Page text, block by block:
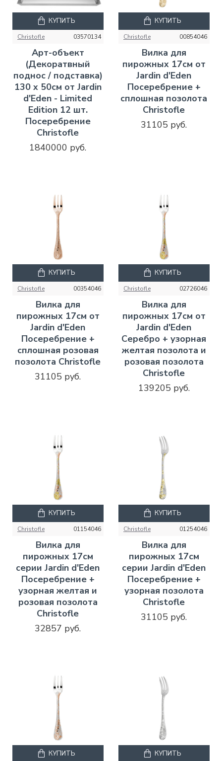
Christofle 03570134
Арт-объект
(Декоратвный
поднос / подставка)
130 x 50см от Jardin
d'Eden - Limited
Edition 12 шт.
Посеребрение
Christofle
1840000 руб.
КУПИТЬ
Christofle 00854046
Вилка для
пирожных 17см от
Jardin d'Eden
Посеребрение +
сплошная позолота
Christofle
31105 руб.
КУПИТЬ
Christofle 00354046
Вилка для
пирожных 17см от
Jardin d'Eden
Посеребрение +
сплошная розовая
позолота Christofle
31105 руб.
КУПИТЬ
Christofle 02726046
Вилка для
пирожных 17см от
Jardin d'Eden
Серебро + узорная
желтая позолота и
розовая позолота
Christofle
139205 руб.
КУПИТЬ
Christofle 01154046
Вилка для
пирожных 17см
серии Jardin d'Eden
Посеребрение +
узорная желтая и
розовая позолота
Christofle
32857 руб.
КУПИТЬ
Christofle 01254046
Вилка для
пирожных 17см
серии Jardin d'Eden
Посеребрение +
узорная позолота
Christofle
31105 руб.
КУПИТЬ
КУПИТЬ КУПИТЬ